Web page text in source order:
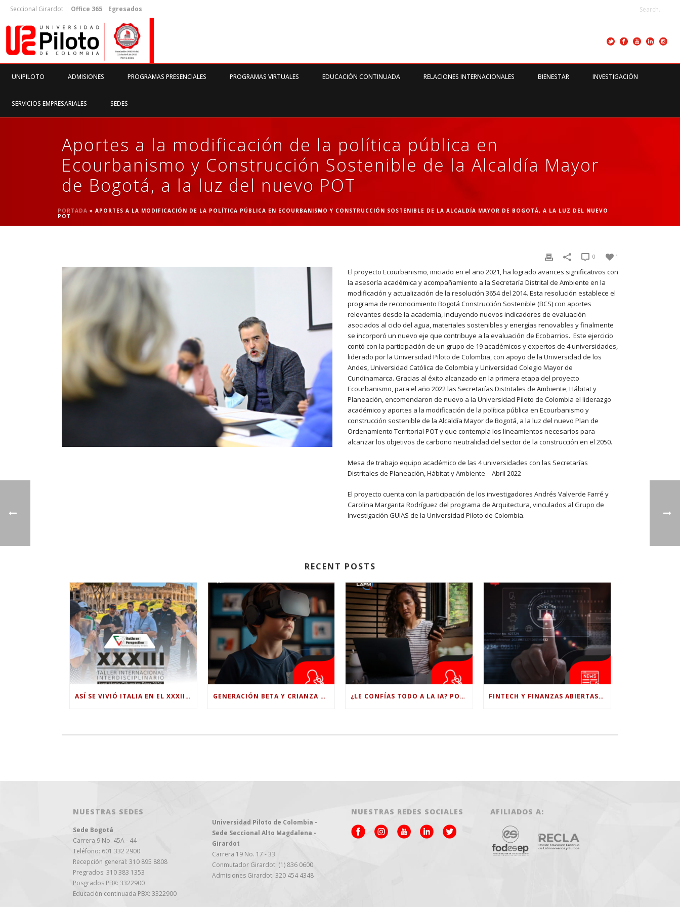
Seccional Girardot Office 365 Egresados
UNIPILOTO ADMISIONES PROGRAMAS PRESENCIALES PROGRAMAS VIRTUALES EDUCACIÓN CONTINUADA RELACIONES INTERNACIONALES BIENESTAR INVESTIGACIÓN
SERVICIOS EMPRESARIALES SEDES
Aportes a la modificación de la política pública en
Ecourbanismo y Construcción Sostenible de la Alcaldía Mayor
de Bogotá, a la luz del nuevo POT
PORTADA » APORTES A LA MODIFICACIÓN DE LA POLÍTICA PÚBLICA EN ECOURBANISMO Y CONSTRUCCIÓN SOSTENIBLE DE LA ALCALDÍA MAYOR DE BOGOTÁ, A LA LUZ DEL NUEVO
POT
1
0
El proyecto Ecourbanismo, iniciado en el año 2021, ha logrado avances significativos con
la asesoría académica y acompañamiento a la Secretaría Distrital de Ambiente en la
modificación y actualización de la resolución 3654 del 2014. Esta resolución establece el
programa de reconocimiento Bogotá Construcción Sostenible (BCS) con aportes
relevantes desde la academia, incluyendo nuevos indicadores de evaluación
asociados al ciclo del agua, materiales sostenibles y energías renovables y finalmente
se incorporó un nuevo eje que contribuye a la evaluación de Ecobarrios. Este ejercicio
contó con la participación de un grupo de 19 académicos y expertos de 4 universidades,
liderado por la Universidad Piloto de Colombia, con apoyo de la Universidad de los
Andes, Universidad Católica de Colombia y Universidad Colegio Mayor de
Cundinamarca. Gracias al éxito alcanzado en la primera etapa del proyecto
Ecourbanismo, para el año 2022 las Secretarías Distritales de Ambiente, Hábitat y
Planeación, encomendaron de nuevo a la Universidad Piloto de Colombia el liderazgo
académico y aportes a la modificación de la política pública en Ecourbanismo y
construcción sostenible de la Alcaldía Mayor de Bogotá, a la luz del nuevo Plan de
Ordenamiento Territorial POT y que contempla los lineamientos necesarios para
alcanzar los objetivos de carbono neutralidad del sector de la construcción en el 2050.
Mesa de trabajo equipo académico de las 4 universidades con las Secretarías
Distritales de Planeación, Hábitat y Ambiente – Abril 2022
El proyecto cuenta con la participación de los investigadores Andrés Valverde Farré y
Carolina Margarita Rodríguez del programa de Arquitectura, vinculados al Grupo de
Investigación GUIAS de la Universidad Piloto de Colombia.
RECENT POSTS
ASÍ SE VIVIÓ ITALIA EN EL XXXIII TALLER INTERNACIONAL INTERDISCIPLINAR GENERACIÓN BETA Y CRIANZA DIGITAL: LOS RETOS DE CRIAR HIJOS EN LA ERA DE LA INTELIGENCIA ARTIFICIAL ¿LE CONFÍAS TODO A LA IA? POR QUÉ LA PSICÓLOGA DICE QUE ESO PUEDE COSTARTE TUS PROPIAS HABILIDADES FINTECH Y FINANZAS ABIERTAS: RETOS PARA EL NUEVO GOBIERNO COLOMBIANO
NUESTRAS SEDES
Sede Bogotá
Carrera 9 No. 45A - 44
Teléfono: 601 332 2900
Recepción general: 310 895 8808
Pregrados: 310 383 1353
Posgrados PBX: 3322900
Educación continuada PBX: 3322900
Universidad Piloto de Colombia -
Sede Seccional Alto Magdalena -
Girardot
Carrera 19 No. 17 - 33
Conmutador Girardot: (1) 836 0600
Admisiones Girardot: 320 454 4348
NUESTRAS REDES SOCIALES AFILIADOS A: